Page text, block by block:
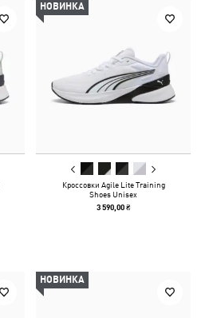
НОВИНКА
Кроссовки Agile Lite Training
Shoes Unisex
3 590,00 ₴
НОВИНКА